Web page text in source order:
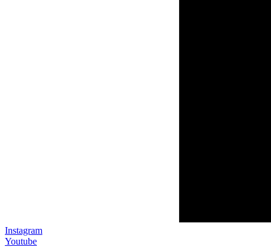
Instagram
Youtube